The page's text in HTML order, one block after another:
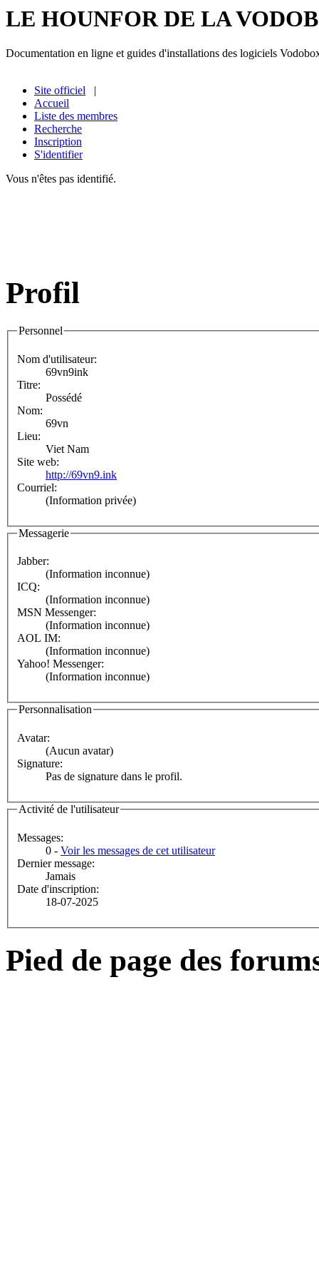
LE HOUNFOR DE LA
Documentation en ligne et guides d'installations des logiciels
Site officiel |
Accueil
Liste des membres
Recherche
Inscription
S'identifier
Vous n'êtes pas identifié.
Profil
Personnel
Nom d'utilisateur:
69vn9ink
Titre:
Possédé
Nom:
69vn
Lieu:
Viet Nam
Site web:
http://69vn9.ink
Courriel:
(Information privée)
Messagerie
Jabber:
(Information inconnue)
ICQ:
(Information inconnue)
MSN Messenger:
(Information inconnue)
AOL IM:
(Information inconnue)
Yahoo! Messenger:
(Information inconnue)
Personnalisation
Avatar:
(Aucun avatar)
Signature:
Pas de signature dans le profil.
Activité de l'utilisateur
Messages:
0 - Voir les messages de cet utilisateur
Dernier message:
Jamais
Date d'inscription:
18-07-2025
Pied de page des